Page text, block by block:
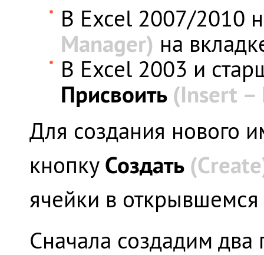
В Excel 2007/2010
Manager) на
В Excel 2003 и
Присвоить(Insert –
Для создания нового
кнопку Создать (
ячейки в открывшемся
Сначала создадим два